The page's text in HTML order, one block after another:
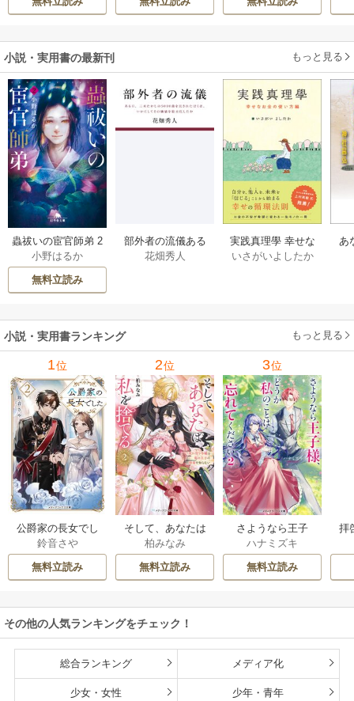
小説・実用書の最新刊 もっと見る
蟲祓いの宦官師弟 2
巻
小野はるか
無料立読み
部外者の流儀ある
日、三木たかしの5
したか 1巻
花畑秀人
実践真理學 幸せな
お金の使い方編 1巻
いさがいよしたか
あ
小説・実用書ランキング もっと見る
1位
公爵家の長女でし
た
鈴音さや
無料立読み
2位
そして、あなたは
私を捨てる
柏みなみ
無料立読み
3位
さようなら王子
様、どうか私のこ
とは忘れてくださ
い
ハナミズキ
無料立読み
拝
その他の人気ランキングをチェック！
総合ランキング メディア化
少女・女性 少年・青年